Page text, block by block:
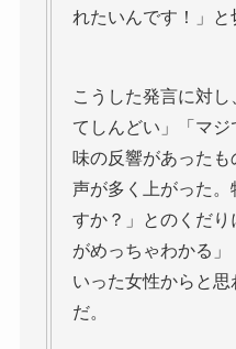
れたいんです！」と
こうした発言に対
てしんどい」「マ
味の反響があった
声が多く上がった。
すか？」とのくだ
がめっちゃわかる
いった女性からと
だ。